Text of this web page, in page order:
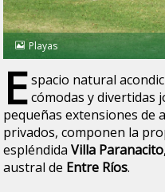
Playas
E spacio natural
cómodas y divertidas
pequeñas extensiones de
privados, componen la
espléndidaVilla Paranacito
austral de Entre Ríos.